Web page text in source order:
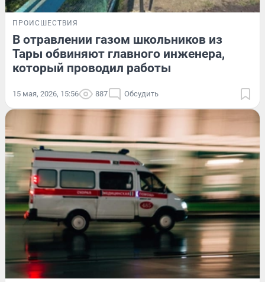
ПРОИСШЕСТВИЯ
В отравлении газом школьников из
Тары обвиняют главного инженера,
который проводил работы
15 мая, 2026, 15:56 887 Обсудить